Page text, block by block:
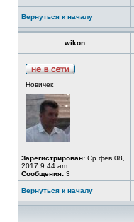
Вернуться к началу
wikon
Новичек
Зарегистрирован: Ср фев 08,
2017 9:44 am
Сообщения: 3
Вернуться к началу